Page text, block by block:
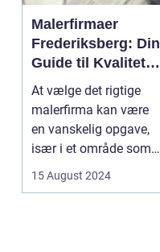
Malerfirmaer
Frederiksberg: Din
Guide til Kvalitet
og Service
At vælge det rigtige
malerfirma kan være
en vanskelig opgave,
især i et område som
Frederiksberg, hv...
15 August 2024